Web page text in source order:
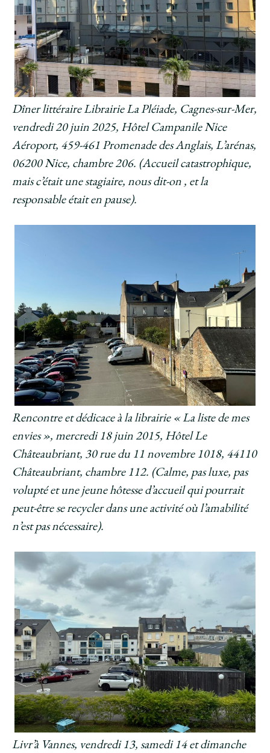
Dîner littéraire Librairie La Pléiade, Cagnes-sur-Mer,
vendredi 20 juin 2025, Hôtel Campanile Nice
Aéroport, 459-461 Promenade des Anglais, L’arénas,
06200 Nice, chambre 206. (Accueil catastrophique,
mais c’était une stagiaire, nous dit-on , et la
responsable était en pause).
Rencontre et dédicace à la librairie « La liste de mes
envies », mercredi 18 juin 2015, Hôtel Le
Châteaubriant, 30 rue du 11 novembre 1018, 44110
Châteaubriant, chambre 112. (Calme, pas luxe, pas
volupté et une jeune hôtesse d’accueil qui pourrait
peut-être se recycler dans une activité où l’amabilité
n’est pas nécessaire).
Livr’à Vannes, vendredi 13, samedi 14 et dimanche